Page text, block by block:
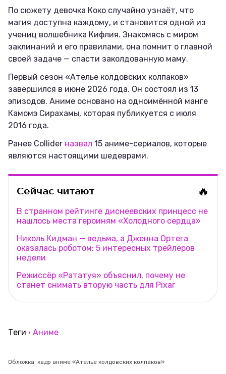
По сюжету девочка Коко случайно узнаёт, что
магия доступна каждому, и становится одной из
учениц волшебника Кифлия. Знакомясь с миром
заклинаний и его правилами, она помнит о главной
своей задаче — спасти заколдованную маму.
Первый сезон «Ателье колдовских колпаков»
завершился в июне 2026 года. Он состоял из 13
эпизодов. Аниме основано на одноимённой манге
Камомэ Сирахамы, которая публикуется с июля
2016 года.
Ранее Collider назвал 15 аниме-сериалов, которые
являются настоящими шедеврами.
Сейчас читают 🔥
В странном рейтинге диснеевских принцесс не
нашлось места героиням «Холодного сердца»
Николь Кидман — ведьма, а Дженна Ортега
оказалась роботом: 5 интересных трейлеров
недели
Режиссёр «Рататуя» объяснил, почему не
станет снимать вторую часть для Pixar
Теги Аниме
Обложка: кадр аниме «Ателье колдовских колпаков»